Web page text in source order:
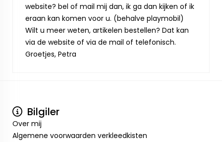
website? bel of mail mij dan, ik ga dan kijken of ik
eraan kan komen voor u. (behalve playmobil)
Wilt u meer weten, artikelen bestellen? Dat kan
via de website of via de mail of telefonisch.
Groetjes, Petra
Bilgiler
Over mij
Algemene voorwaarden verkleedkisten